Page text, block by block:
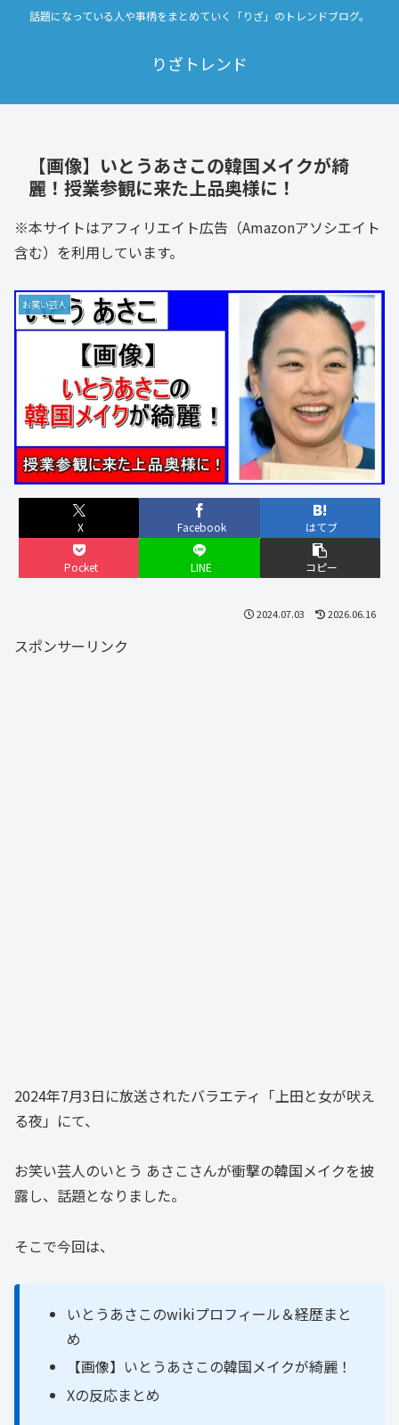
話題になっている人や事柄をまとめていく「りざ」のトレンドブログ。
りざトレンド
【画像】いとうあさこの韓国メイクが綺
麗！授業参観に来た上品奥様に！
※本サイトはアフィリエイト広告（Amazonアソシエイト
含む）を利用しています。
お笑い芸人
X Facebook はてブ
Pocket LINE コピー
2024.07.03 2026.06.16
スポンサーリンク
2024年7月3日に放送されたバラエティ「上田と女が吠え
る夜」にて、
お笑い芸人のいとう あさこさんが衝撃の韓国メイクを披
露し、話題となりました。
そこで今回は、
いとうあさこのwikiプロフィール＆経歴まと
め
【画像】いとうあさこの韓国メイクが綺麗！
Xの反応まとめ